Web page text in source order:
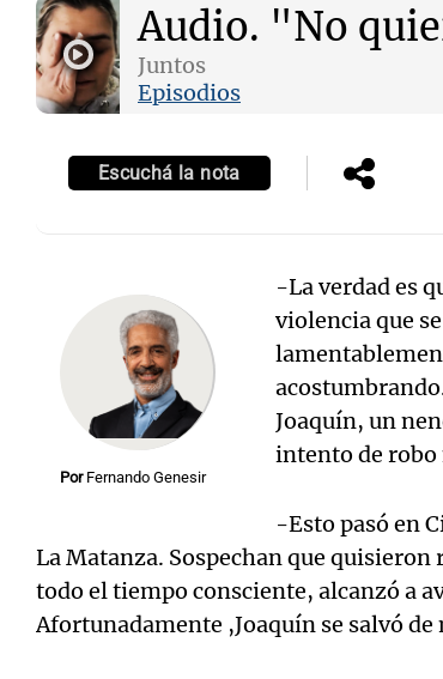
Audio. "No
Juntos
Episodios
Escuchá la nota
Por Fernando Genesir
-La verdad es
violencia que
Joaquín, un
intento de
-Esto pasó en
La Matanza. Sospechan que
todo el tiempo consciente, alcanzó a
Afortunadamente ,Joaquín se salvó
Notas